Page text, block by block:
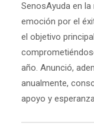
SenosAyuda en
emoción por el
el objetivo
año. Anunció,
anualmente,
apoyo y